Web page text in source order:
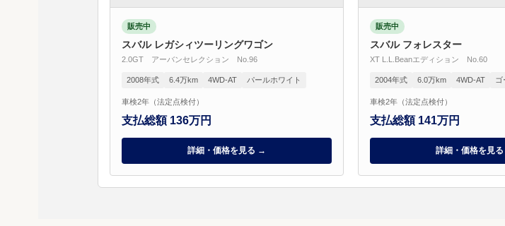
販売中
スバル レガシィツーリングワゴン
2.0GT アーバンセレクション No.96
2008年式 6.4万km 4WD-AT パールホワイト
車検2年（法定点検付）
支払総額 136万円
詳細・価格を見る →
販売中
スバル フォレスター
XT L.L.Beanエディション No.60
2004年式 6.0万km 4WD-AT ゴ
車検2年（法定点検付）
支払総額 141万円
詳細・価格を見